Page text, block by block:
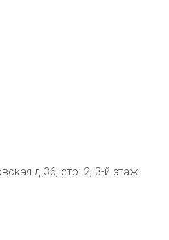
д.36, стр. 2, 3-й этаж.